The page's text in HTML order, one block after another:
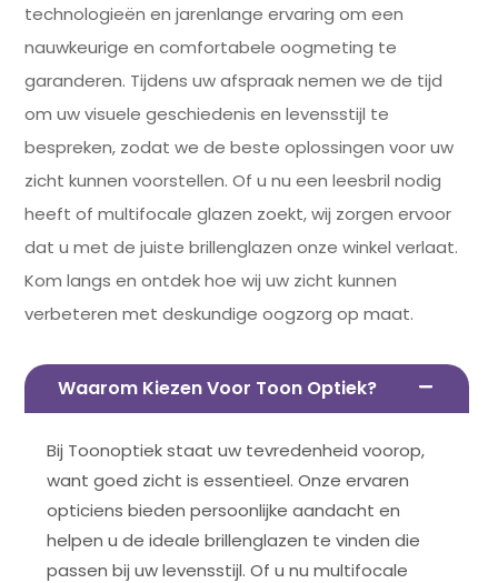
technologieën en jarenlange ervaring om een
nauwkeurige en comfortabele oogmeting te
garanderen. Tijdens uw afspraak nemen we de tijd
om uw visuele geschiedenis en levensstijl te
bespreken, zodat we de beste oplossingen voor uw
zicht kunnen voorstellen. Of u nu een leesbril nodig
heeft of multifocale glazen zoekt, wij zorgen ervoor
dat u met de juiste brillenglazen onze winkel verlaat.
Kom langs en ontdek hoe wij uw zicht kunnen
verbeteren met deskundige oogzorg op maat.
Waarom Kiezen Voor Toon Optiek?
Bij Toonoptiek staat uw tevredenheid voorop,
want goed zicht is essentieel. Onze ervaren
opticiens bieden persoonlijke aandacht en
helpen u de ideale brillenglazen te vinden die
passen bij uw levensstijl. Of u nu multifocale